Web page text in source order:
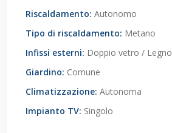
Riscaldamento: Autonomo
Tipo di riscaldamento: Metano
Infissi esterni: Doppio vetro / Legno
Giardino: Comune
Climatizzazione: Autonoma
Impianto TV: Singolo